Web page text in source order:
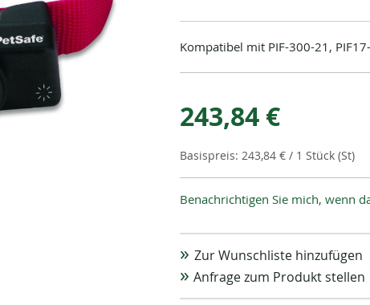
Kompatibel mit PIF-300-21,
243,84 €
243,84 € / 1 Stück (St)
Benachrichtigen Sie mich, wenn
Zur Wunschliste hinzufügen
Anfrage zum Produkt stellen